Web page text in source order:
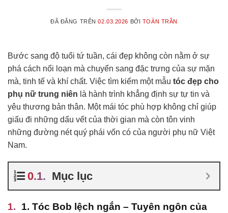
ĐÃ ĐĂNG TRÊN02.03.2026 BỞI TOÀN TRẦN
Bước sang độ tuổi tứ tuần, cái đẹp không còn nằm ở sự
phá cách nổi loạn mà chuyển sang đặc trưng của sự mặn
mà, tinh tế và khí chất. Việc tìm kiếm một mẫu tóc đẹp cho
phụ nữ trung niên là hành trình khẳng định sự tự tin và
yêu thương bản thân. Một mái tóc phù hợp không chỉ giúp
giấu đi những dấu vết của thời gian mà còn tôn vinh
những đường nét quý phái vốn có của người phụ nữ Việt
Nam.
Mục lục
1. Tóc Bob lệch ngắn – Tuyên ngôn của